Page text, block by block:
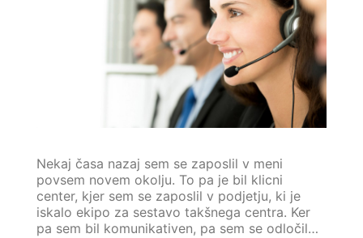
Nekaj časa nazaj sem se zaposlil v meni
povsem novem okolju. To pa je bil klicni
center, kjer sem se zaposlil v podjetju, ki je
iskalo ekipo za sestavo takšnega centra. Ker
pa sem bil komunikativen, pa sem se odločil…